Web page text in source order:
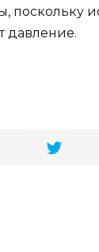
поскольку
давление.